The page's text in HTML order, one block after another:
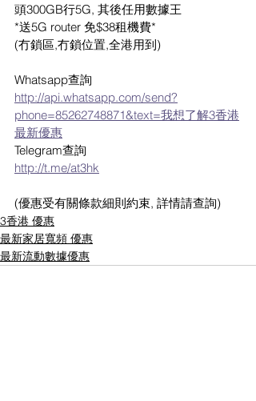
頭300GB行5G, 其後任用數據王
*送5G router 免$38租機費*
(冇鎖區,冇鎖位置,全港用到)
Whatsapp查詢
http://api.whatsapp.com/send?
phone=85262748871&text=我想了解3香港
最新優惠
Telegram查詢
http://t.me/at3hk
(優惠受有關條款細則約束, 詳情請查詢)
3香港 優惠
最新家居寬頻 優惠
最新流動數據優惠